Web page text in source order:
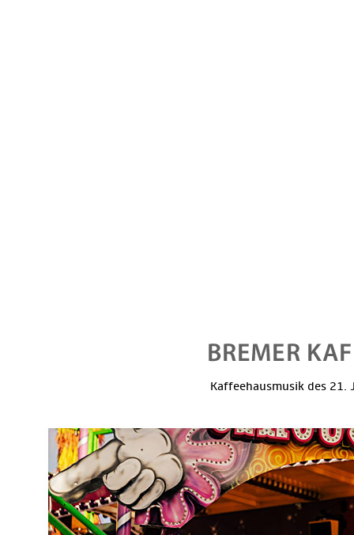
Kaffeehausmusik des 21.